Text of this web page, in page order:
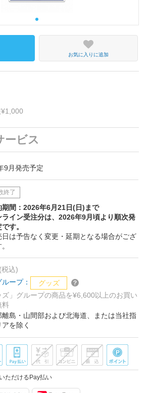
お気に入りに追加
ービス
9月発売予定
終了
期間：2026年6月21日(日)まで
イン受注分は、2026年9月頃より順次発
す。
は予告なく変更・延期となる場合がござ
(税込)
ープ：
グッズ
ズ」グループの商品を¥6,600以上のお買い
料
島・山間部および北海道、または当社指
を除く
ただけるPay払い